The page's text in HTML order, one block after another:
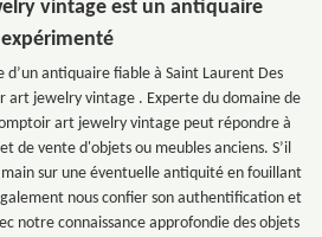
vintage est un antiquaire
expérimenté
d’un antiquaire fiable à Saint Laurent Des
art jewelry vintage . Experte du domaine de
art jewelry vintage peut répondre à
de vente d'objets ou meubles anciens. S’il
main sur une éventuelle antiquité en fouillant
nous confier son authentification et
notre connaissance approfondie des objets